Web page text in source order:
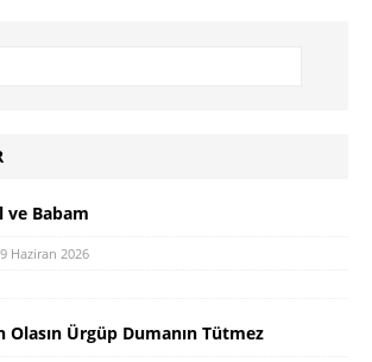
ve Babam
Haziran 2026
Olasın Ürgüp Dumanın Tütmez